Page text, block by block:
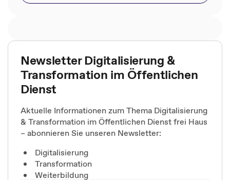
Newsletter Digitalisierung &
Transformation im Öffentlichen
Dienst
Aktuelle Informationen zum Thema Digitalisierung
& Transformation im Öffentlichen Dienst frei Haus
– abonnieren Sie unseren Newsletter:
Digitalisierung
Transformation
Weiterbildung